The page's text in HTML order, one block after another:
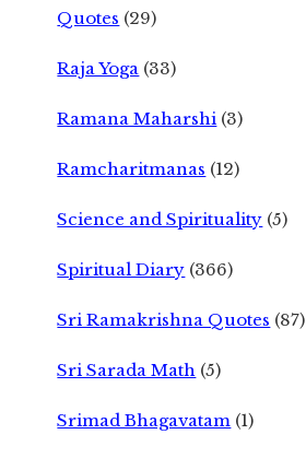
Quotes (29)
Raja Yoga (33)
Ramana Maharshi (3)
Ramcharitmanas (12)
Science and Spirituality (5)
Spiritual Diary (366)
Sri Ramakrishna Quotes (87)
Sri Sarada Math (5)
Srimad Bhagavatam (1)